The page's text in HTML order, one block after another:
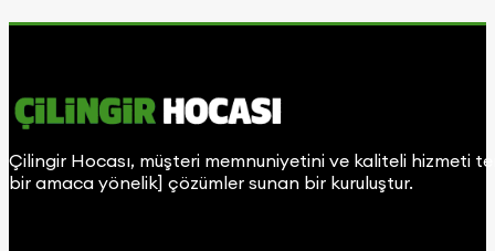
Çilingir Hocası, müşteri memnuniyetini ve kaliteli hizmeti
bir amaca yönelik] çözümler sunan bir kuruluştur.